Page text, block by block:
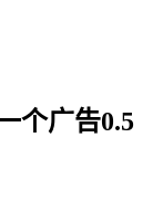
个广告0.5